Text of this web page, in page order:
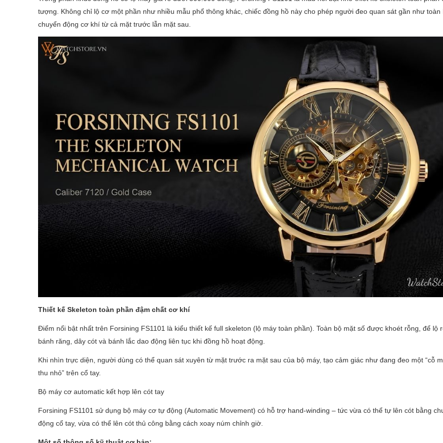
tượng. Không chỉ lộ cơ một phần như nhiều mẫu phổ thông khác, chiếc đồng hồ này cho phép người đeo quan sát gần như toàn
chuyển động cơ khí từ cả mặt trước lẫn mặt sau.
Thiết kế Skeleton toàn phần đậm chất cơ khí
Điểm nổi bật nhất trên Forsining FS1101 là kiểu thiết kế full skeleton (lộ máy toàn phần). Toàn bộ mặt số được khoét rỗng, để lộ
bánh răng, dây cót và bánh lắc dao động liên tục khi đồng hồ hoạt động.
Khi nhìn trực diện, người dùng có thể quan sát xuyên từ mặt trước ra mặt sau của bộ máy, tạo cảm giác như đang đeo một “cỗ
thu nhỏ” trên cổ tay.
Bộ máy cơ automatic kết hợp lên cót tay
Forsining FS1101 sử dụng bộ máy cơ tự động (Automatic Movement) có hỗ trợ hand-winding – tức vừa có thể tự lên cót bằng
động cổ tay, vừa có thể lên cót thủ công bằng cách xoay núm chỉnh giờ.